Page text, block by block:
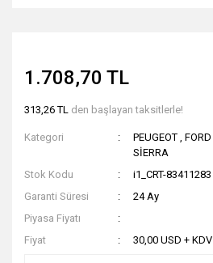
1.708,70 TL
313,26 TL den başlayan taksitlerle!
Kategori PEUGEOT ,FORD
SİERRA
Stok Kodu
i1_CRT-83411283
Garanti Süresi
24 Ay
Piyasa Fiyatı
Fiyat
30,00 USD + KDV